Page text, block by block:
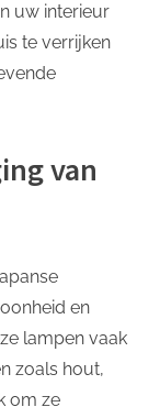
uw interieur
te verrijken
van
en
lampen vaak
zoals hout,
om ze